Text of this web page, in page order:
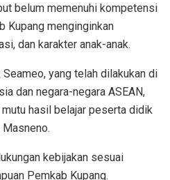
belum memenuhi kompetensi
Kupang menginginkan
dan karakter anak-anak.
yang telah dilakukan di
dan negara-negara ASEAN,
hasil belajar peserta didik
Masneno.
kebijakan sesuai
Pemkab Kupang.